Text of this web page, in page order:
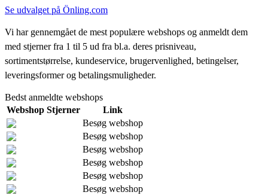
Se udvalget på Önling.com
Vi har gennemgået de mest populære webshops og anmeldt dem
med stjerner fra 1 til 5 ud fra bl.a. deres prisniveau,
sortimentstørrelse, kundeservice, brugervenlighed, betingelser,
leveringsformer og betalingsmuligheder.
Bedst anmeldte webshops
Webshop Stjerner
Link
Besøg webshop
Besøg webshop
Besøg webshop
Besøg webshop
Besøg webshop
Besøg webshop